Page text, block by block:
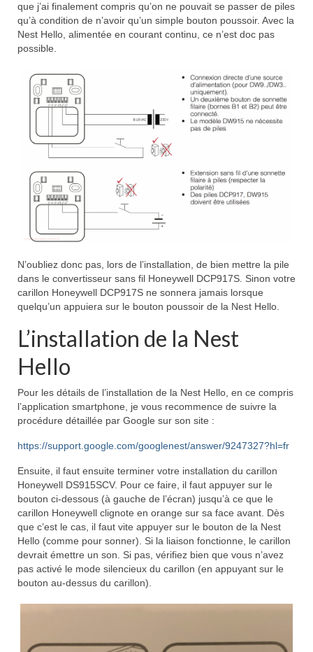
que j’ai finalement compris qu’on ne pouvait se passer de piles
qu’à condition de n’avoir qu’un simple bouton poussoir. Avec la
Nest Hello, alimentée en courant continu, ce n’est doc pas
possible.
N’oubliez donc pas, lors de l’installation, de bien mettre la pile
dans le convertisseur sans fil Honeywell DCP917S. Sinon votre
carillon Honeywell DCP917S ne sonnera jamais lorsque
quelqu’un appuiera sur le bouton poussoir de la Nest Hello.
L’installation de la Nest
Hello
Pour les détails de l’installation de la Nest Hello, en ce compris
l’application smartphone, je vous recommence de suivre la
procédure détaillée par Google sur son site :
https://support.google.com/googlenest/answer/9247327?hl=fr
Ensuite, il faut ensuite terminer votre installation du carillon
Honeywell DS915SCV. Pour ce faire, il faut appuyer sur le
bouton ci-dessous (à gauche de l’écran) jusqu’à ce que le
carillon Honeywell clignote en orange sur sa face avant. Dès
que c’est le cas, il faut vite appuyer sur le bouton de la Nest
Hello (comme pour sonner). Si la liaison fonctionne, le carillon
devrait émettre un son. Si pas, vérifiez bien que vous n’avez
pas activé le mode silencieux du carillon (en appuyant sur le
bouton au-dessus du carillon).